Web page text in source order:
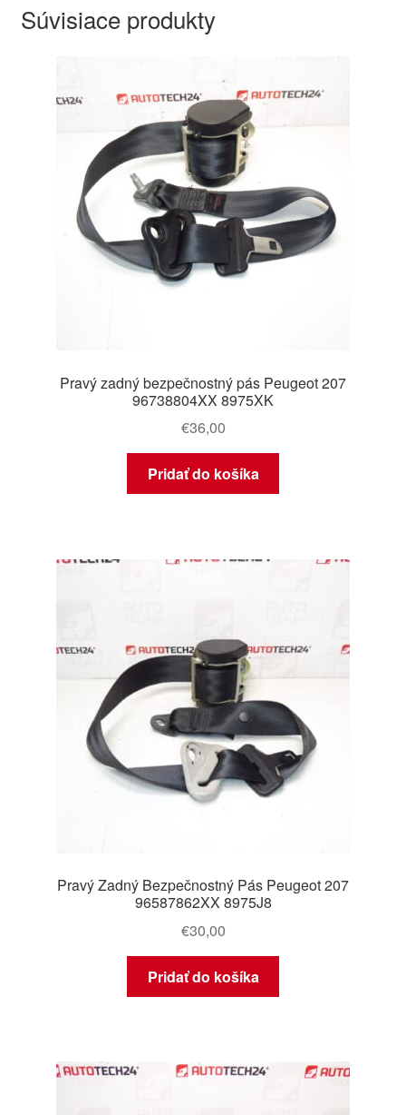
Súvisiace produkty
Pravý zadný bezpečnostný pás Peugeot 207
96738804XX 8975XK
€36,00
Pridať do košíka
Pravý Zadný Bezpečnostný Pás Peugeot 207
96587862XX 8975J8
€30,00
Pridať do košíka